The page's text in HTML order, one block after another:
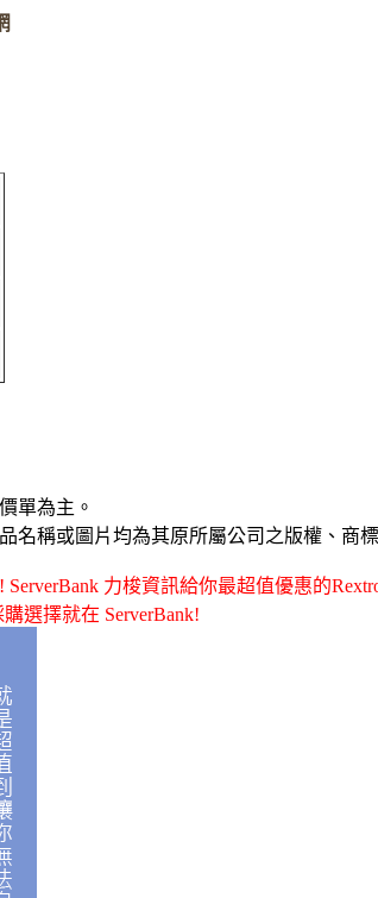
單為主。
名稱或圖片均為其原所屬公司之版權、商
力梭資訊給你最超值優惠的
選擇就在 ServerBank!